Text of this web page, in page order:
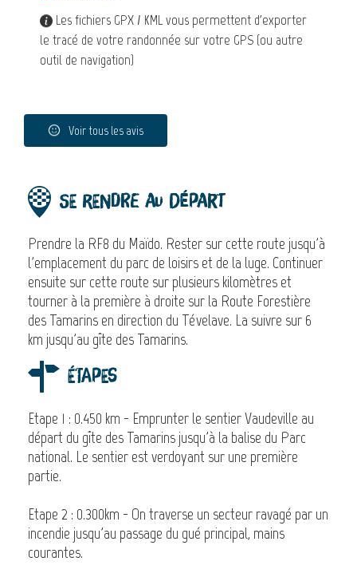
Les fichiers GPX / KML vous permettent d'exporter
le tracé de votre randonnée sur votre GPS (ou autre
outil de navigation)
Voir tous les avis
Se rendre au départ
Prendre la RF8 du Maïdo. Rester sur cette route jusqu'à
l'emplacement du parc de loisirs et de la luge. Continuer
ensuite sur cette route sur plusieurs kilomètres et
tourner à la première à droite sur la Route Forestière
des Tamarins en direction du Tévelave. La suivre sur 6
km jusqu'au gîte des Tamarins.
Étapes
Etape 1 : 0.450 km - Emprunter le sentier Vaudeville au
départ du gîte des Tamarins jusqu'à la balise du Parc
national. Le sentier est verdoyant sur une première
partie.
Etape 2 : 0.300km - On traverse un secteur ravagé par un
incendie jusqu'au passage du gué principal, mains
courantes.